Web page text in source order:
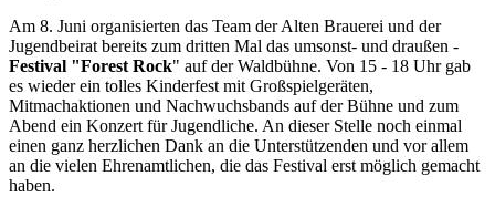
Am 8. Juni organisierten das Team der Alten Brauerei und der
Jugendbeirat bereits zum dritten Mal das umsonst- und draußen -
Festival "Forest Rock" auf der Waldbühne. Von 15 - 18 Uhr gab
es wieder ein tolles Kinderfest mit Großspielgeräten,
Mitmachaktionen und Nachwuchsbands auf der Bühne und zum
Abend ein Konzert für Jugendliche. An dieser Stelle noch einmal
einen ganz herzlichen Dank an die Unterstützenden und vor allem
an die vielen Ehrenamtlichen, die das Festival erst möglich gemacht
haben.